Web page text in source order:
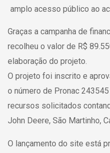
amplo acesso público ao
Graças a campanha de
recolheu o valor de R$
elaboração do projeto.
O projeto foi inscrito e
o número de Pronac
recursos solicitados
John Deere, São Martinho,
O lançamento do site está